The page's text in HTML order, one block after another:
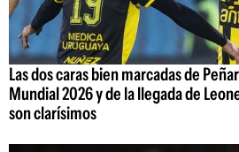
Las dos caras bien marcadas de
Mundial 2026 y de la llegada de
son clarísimos